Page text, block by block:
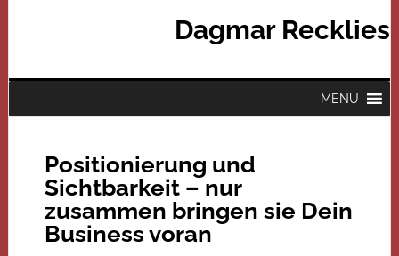
Dagmar Recklies
MENU
Positionierung und
Sichtbarkeit – nur
zusammen bringen sie Dein
Business voran